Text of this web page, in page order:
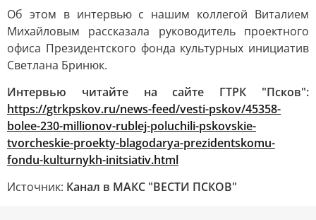
Об этом в интервью с нашим коллегой Виталием
Михайловым рассказала руководитель проектного
офиса Президентского фонда культурных инициатив
Светлана Бринюк.
Интервью читайте на сайте ГТРК "Псков":
https://gtrkpskov.ru/news-feed/vesti-pskov/45358-
bolee-230-millionov-rublej-poluchili-pskovskie-
tvorcheskie-proekty-blagodarya-prezidentskomu-
fondu-kulturnykh-initsiativ.html
Источник: Канал в МАКС "ВЕСТИ ПСКОВ"